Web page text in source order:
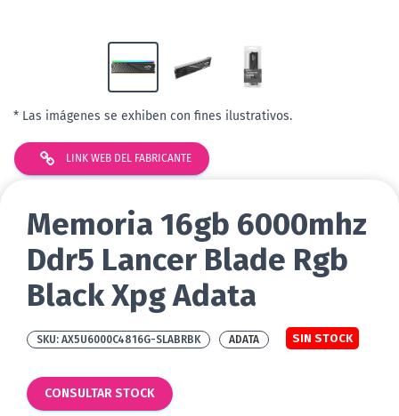
* Las imágenes se exhiben con fines ilustrativos.
LINK WEB DEL FABRICANTE
Memoria 16gb 6000mhz
Ddr5 Lancer Blade Rgb
Black Xpg Adata
AX5U6000C4816G-SLABRBK SIN STOCK
ADATA
CONSULTAR STOCK